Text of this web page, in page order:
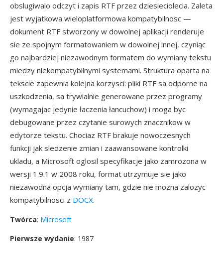
obslugiwalo odczyt i zapis RTF przez dziesieciolecia. Zaleta
jest wyjatkowa wieloplatformowa kompatybilnosc —
dokument RTF stworzony w dowolnej aplikacji renderuje
sie ze spojnym formatowaniem w dowolnej innej, czyniąc
go najbardziej niezawodnym formatem do wymiany tekstu
miedzy niekompatybilnymi systemami. Struktura oparta na
tekscie zapewnia kolejna korzysci: pliki RTF sa odporne na
uszkodzenia, sa trywialnie generowane przez programy
(wymagajac jedynie łaczenia łancuchow) i moga byc
debugowane przez czytanie surowych znacznikow w
edytorze tekstu. Chociaz RTF brakuje nowoczesnych
funkcji jak sledzenie zmian i zaawansowane kontrolki
ukladu, a Microsoft oglosil specyfikacje jako zamrozona w
wersji 1.9.1 w 2008 roku, format utrzymuje sie jako
niezawodna opcja wymiany tam, gdzie nie mozna zalozyc
kompatybilnosci z DOCX.
Twórca: Microsoft
Pierwsze wydanie: 1987